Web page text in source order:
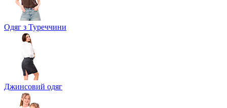
Одяг з Туреччини
Джинсовий одяг